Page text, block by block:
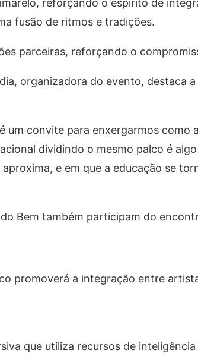
reforçando o espírito de
fusão de ritmos e tradições.
parceiras, reforçando o
organizadora do evento,
é um convite para enxergarmos
dividindo o mesmo palco é
e em que a educação se
Bem também participam do
promoverá a integração entre
que utiliza recursos de